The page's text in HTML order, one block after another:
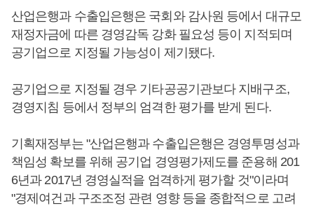
산업은행과 수출입은행은 국회와 감사원 등에서 대규모
재정자금에 따른 경영감독 강화 필요성 등이 지적되며
공기업으로 지정될 가능성이 제기됐다.
공기업으로 지정될 경우 기타공공기관보다 지배구조,
경영지침 등에서 정부의 엄격한 평가를 받게 된다.
기획재정부는 "산업은행과 수출입은행은 경영투명성과
책임성 확보를 위해 공기업 경영평가제도를 준용해 201
6년과 2017년 경영실적을 엄격하게 평가할 것"이라며
"경제여건과 구조조정 관련 영향 등을 종합적으로 고려